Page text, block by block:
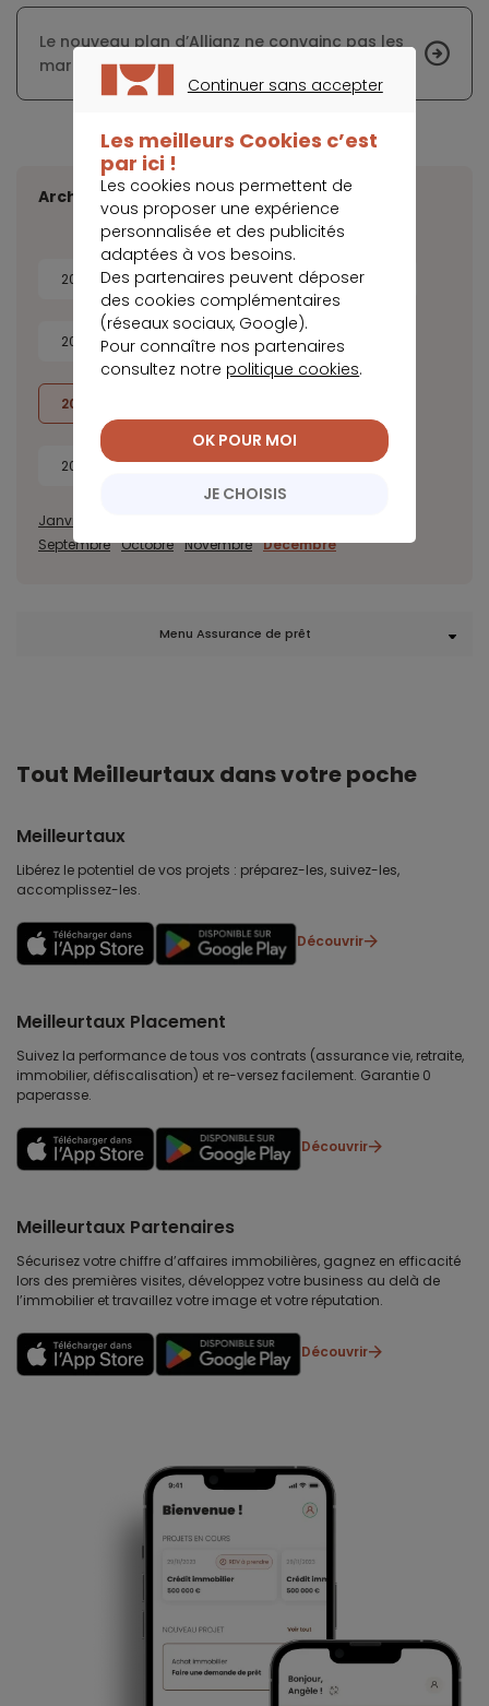
Le nouveau plan d’Allianz ne convainc pas les
marchés financiers
Archives
2026 2025 2024 2023
2022 2021 2020
2018
2014
Janvier
Septembre Octobre Novembre Décembre
Menu Assurance de prêt
Tout Meilleurtaux dans votre poche
Meilleurtaux
Libérez le potentiel de vos projets : préparez-les, suivez-les,
accomplissez-les.
Découvrir
Meilleurtaux Placement
Suivez la performance de tous vos contrats (assurance vie, retraite,
immobilier, défiscalisation) et re-versez facilement. Garantie 0
paperasse.
Découvrir
Meilleurtaux Partenaires
Sécurisez votre chiffre d’affaires immobilières, gagnez en efficacité
lors des premières visites, développez votre business au delà de
l’immobilier et travaillez votre image et votre réputation.
Découvrir
Continuer sans accepter
Les meilleurs Cookies c’est
par ici !
Les cookies nous permettent de
vous proposer une expérience
personnalisée et des publicités
adaptées à vos besoins.
Des partenaires peuvent déposer
des cookies complémentaires
(réseaux sociaux, Google).
Pour connaître nos partenaires
consultez notre politique cookies.
JE CHOISIS
OK POUR MOI